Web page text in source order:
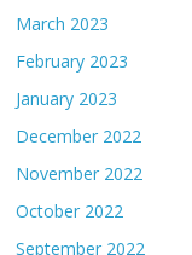
March 2023
February 2023
January 2023
December 2022
November 2022
October 2022
September 2022